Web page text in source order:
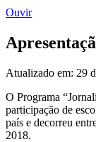
Ouvir
Atualizado em: 29
O Programa
participação de
país e decorreu
2018.